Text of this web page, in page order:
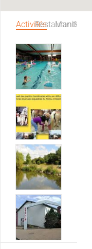
ActivitésRestaurants